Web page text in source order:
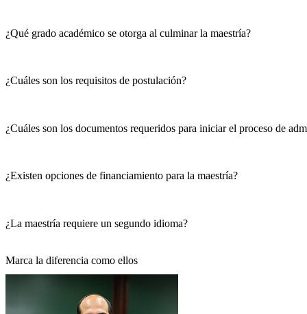
¿Qué grado académico se otorga al culminar la maestría?
¿Cuáles son los requisitos de postulación?
¿Cuáles son los documentos requeridos para iniciar el proceso de
¿Existen opciones de financiamiento para la maestría?
¿La maestría requiere un segundo idioma?
Marca la diferencia como ellos